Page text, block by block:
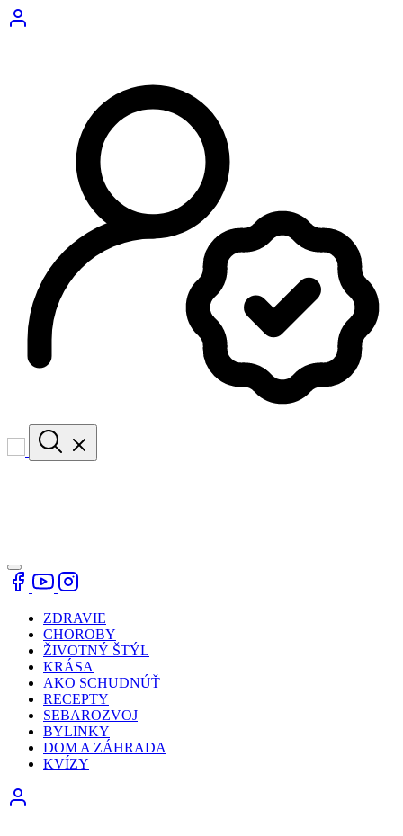
ZDRAVIE
CHOROBY
ŽIVOTNÝ ŠTÝL
KRÁSA
AKO SCHUDNÚŤ
RECEPTY
SEBAROZVOJ
BYLINKY
DOM A ZÁHRADA
KVÍZY